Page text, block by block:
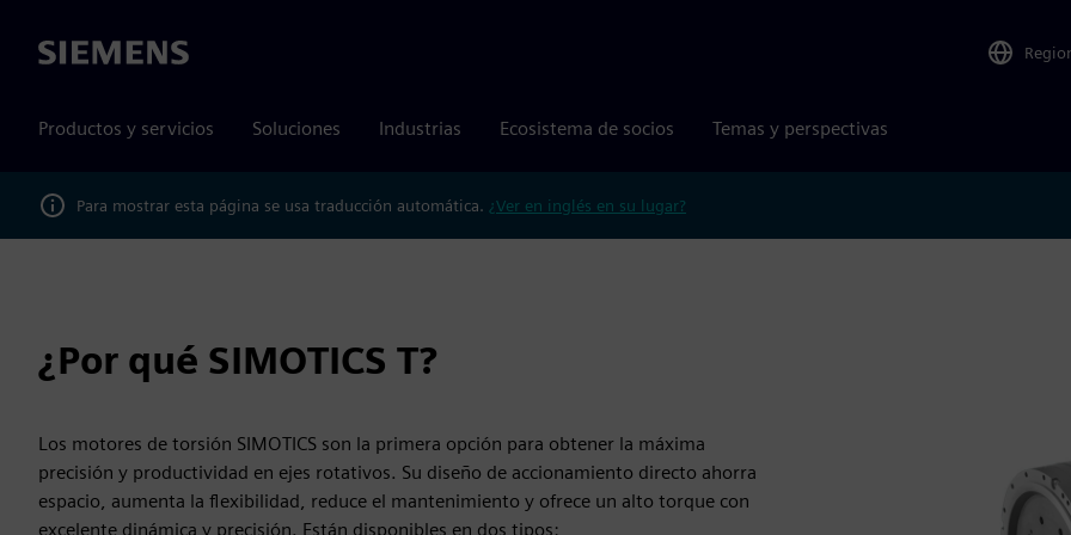
Siemens
Productos y servicios Soluciones Industrias Ecosistema de socios Temas y perspectivas
Para mostrar esta página se usa traducción automática. ¿Ver en inglés en su lugar?
¿Por qué SIMOTICS T?
Los motores de torsión SIMOTICS son la primera opción para obtener la máxima
precisión y productividad en ejes rotativos. Su diseño de accionamiento directo ahorra
espacio, aumenta la flexibilidad, reduce el mantenimiento y ofrece un alto torque con
excelente dinámica y precisión. Están disponibles en dos tipos: